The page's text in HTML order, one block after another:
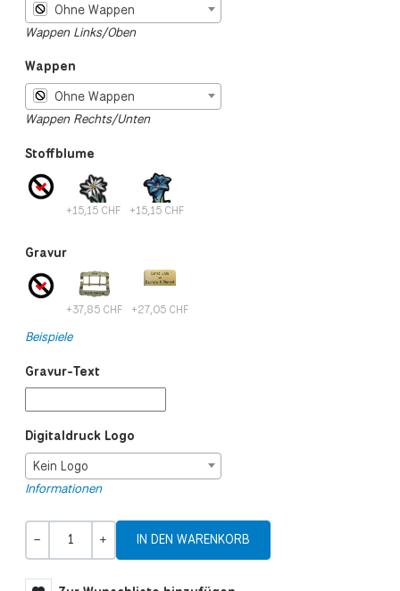
Ohne Wappen
Wappen Links/Oben
Wappen
Ohne Wappen
Wappen Rechts/Unten
Stoffblume
+15,15 CHF +15,15 CHF
Gravur
+37,85 CHF +27,05 CHF
Beispiele
Gravur-Text
Digitaldruck Logo
Kein Logo
Informationen